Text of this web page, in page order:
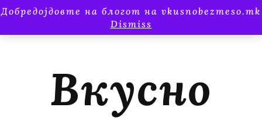
Добредојдовте на блогот на vkusnobezmeso.mk
Dismiss
Вкусно